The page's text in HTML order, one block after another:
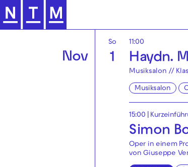
Zur Hauptnavigation
Nov
So
1
11:00
Haydn.
Musiksalon //
Musiksalon
15:00 |
Simon
Oper in einem
von Giuseppe